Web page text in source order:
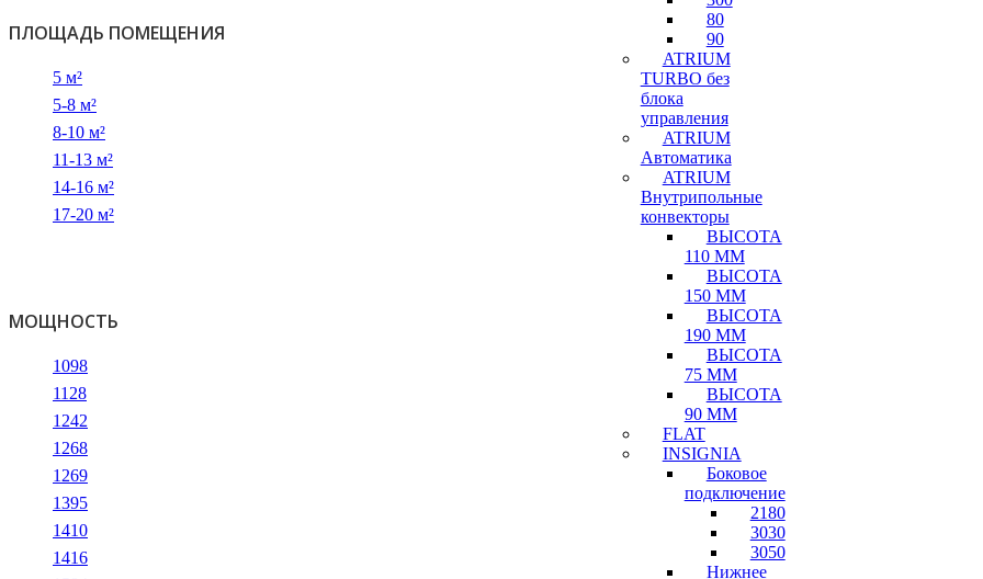
80
90
ATRIUM
TURBO без
блока
управления
ATRIUM
Автоматика
ATRIUM
Внутрипольные
конвекторы
ВЫСОТА
110 ММ
ВЫСОТА
150 ММ
ВЫСОТА
190 ММ
ВЫСОТА
75 ММ
ВЫСОТА
90 ММ
FLAT
INSIGNIA
Боковое
подключение
2180
3030
3050
Нижнее
ПЛОЩАДЬ ПОМЕЩЕНИЯ
5 м²
5-8 м²
8-10 м²
11-13 м²
14-16 м²
17-20 м²
МОЩНОСТЬ
1098
1128
1242
1268
1269
1395
1410
1416